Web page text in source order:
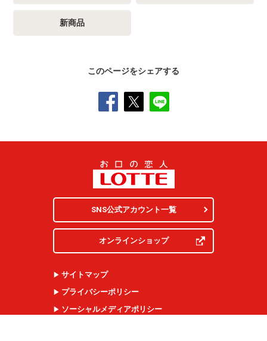
新商品
このページをシェアする
SNS公式アカウント一覧
オンラインショップ
サイトマップ
プライバシーポリシー
ソーシャルメディアポリシー